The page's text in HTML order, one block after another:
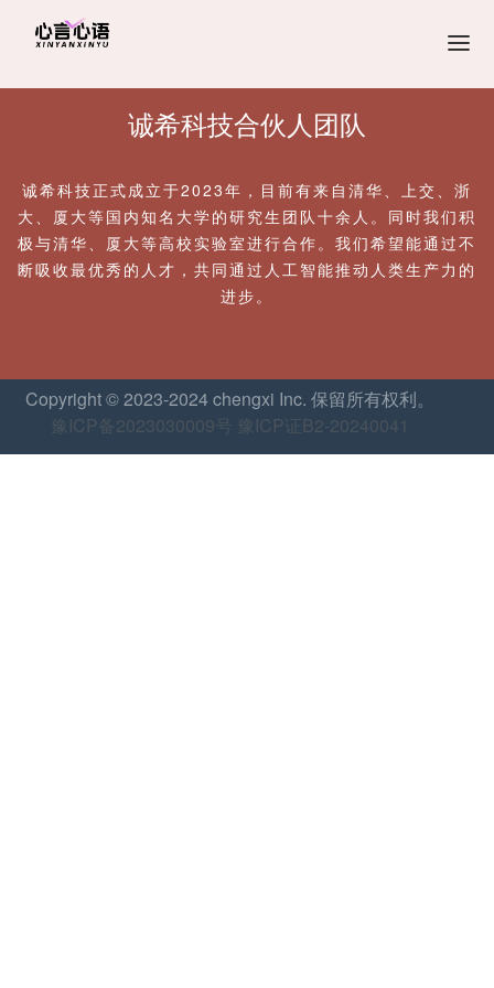
加入我们
诚希科技合伙人团队
诚希科技正式成立于2023年，目前有来自清华、上交、浙
大、厦大等国内知名大学的研究生团队十余人。同时我们积
极与清华、厦大等高校实验室进行合作。我们希望能通过不
断吸收最优秀的人才，共同通过人工智能推动人类生产力的
进步。
Copyright © 2023-2024 chengxi Inc. 保留所有权利。
豫ICP备2023030009号 豫ICP证B2-20240041